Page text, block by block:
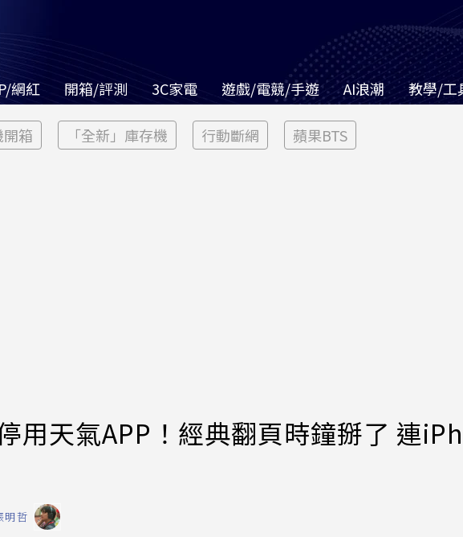
網紅 開箱/評測 3C家電 遊戲/電競/手遊 AI浪潮 教學/工
箱 「全新」庫存機 行動斷網 蘋果BTS
用天氣APP！經典翻頁時鐘掰了 連
明哲